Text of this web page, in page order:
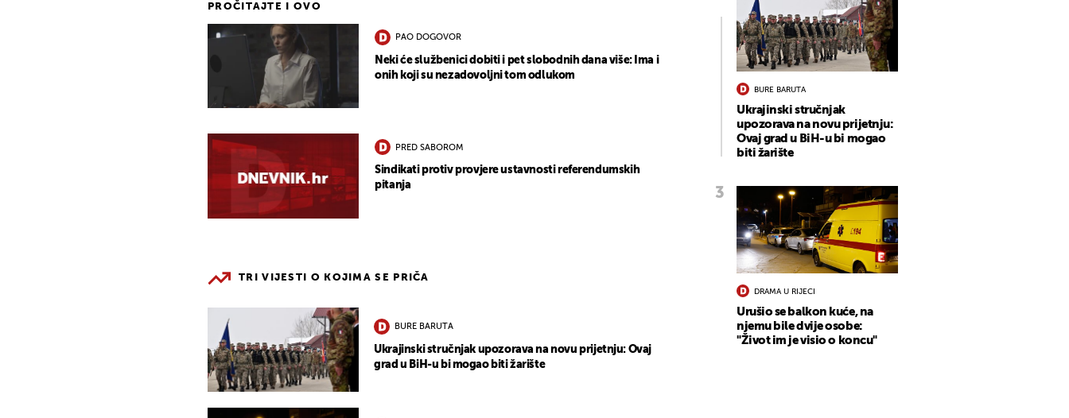
PROČITAJTE I OVO
PAO DOGOVOR
Neki će službenici dobiti i pet slobodnih dana više: Ima i
onih koji su nezadovoljni tom odlukom
PRED SABOROM
Sindikati protiv provjere ustavnosti referendumskih
pitanja
TRI VIJESTI O KOJIMA SE PRIČA
BURE BARUTA
Ukrajinski stručnjak upozorava na novu prijetnju: Ovaj
grad u BiH-u bi mogao biti žarište
BURE BARUTA
Ukrajinski stručnjak
upozorava na novu prijetnju:
Ovaj grad u BiH-u bi mogao
biti žarište
DRAMA U RIJECI
Urušio se balkon kuće, na
njemu bile dvije osobe:
"Život im je visio o koncu"